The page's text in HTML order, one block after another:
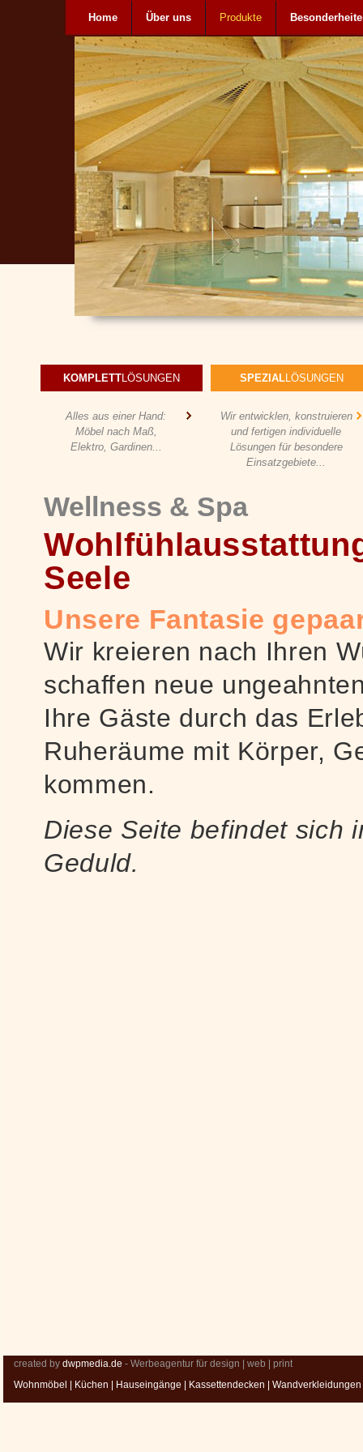
Home Über uns Produkte
KOMPLETTLÖSUNGEN SPEZIALLÖSUNGEN
Alles aus einer Hand:
Möbel nach Maß,
Elektro, Gardinen...
Wir entwicklen, konstruieren
und fertigen individuelle
Lösungen für besondere
Einsatzgebiete...
Wellness & Spa
Seele
Unsere Fantasie
Wir kreieren nach Ihren
schaffen neue
Ihre Gäste durch das
Ruheräume mit Körper,
kommen.
Diese Seite befindet sich
Geduld.
created by dwpmedia.de - Werbeagentur für design | web | print
Wohnmöbel
Küchen Hauseingänge Kassettendecken Wandverkleidungen